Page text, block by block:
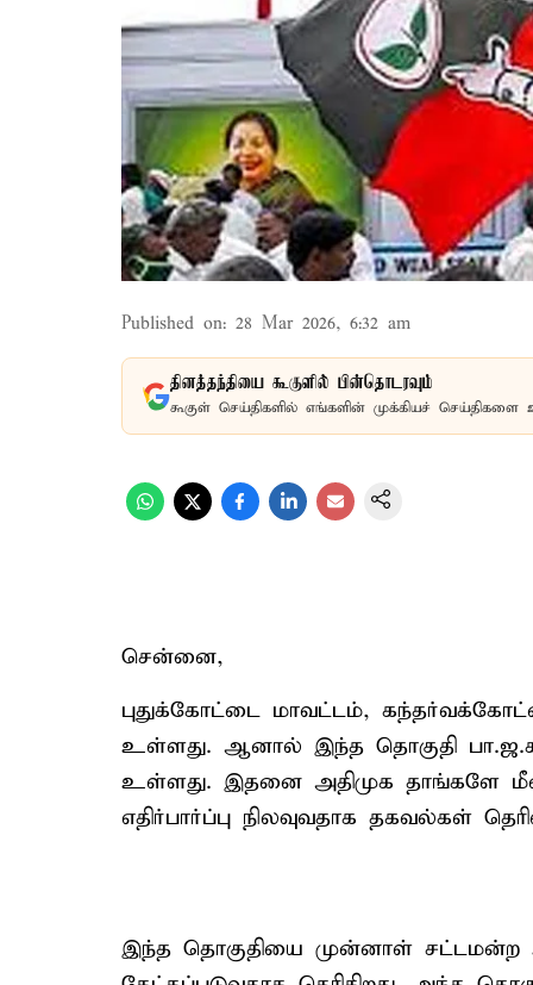
Published on: 28 Mar 2026, 6:32 am
தினத்தந்தியை கூகுளில் பின்தொடரவும்
கூகுள் செய்திகளில் எங்களின் முக்கியச் செய்திகளை
சென்னை,
புதுக்கோட்டை மாவட்டம்,
உள்ளது. ஆனால் இந்த தொகுதி
உள்ளது. இதனை அதிமுக தாங்களே
எதிர்பார்ப்பு நிலவுவதாக தகவல்கள்
இந்த தொகுதியை முன்னாள் சட்டமன்ற